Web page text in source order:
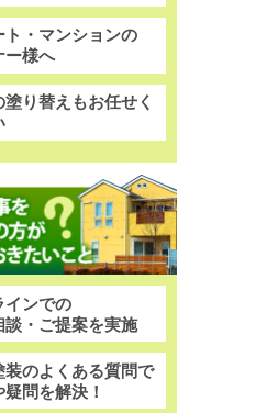
ト・マンションの
ー様へ
塗り替えもお任せく
インでの
談・ご提案を実施
装のよくある質問で
問を解決！